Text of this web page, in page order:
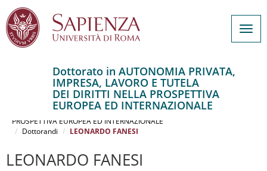
principale
Dottorato in AUTONOMIA PRIVATA,
IMPRESA, LAVORO E TUTELA
DEI DIRITTI NELLA PROSPETTIVA
EUROPEA ED INTERNAZIONALE
AUTONOMIA PRIVATA, IMPRESA, LAVORO E TUTELA DEI DIRITTI NELLA
PROSPETTIVA EUROPEA ED INTERNAZIONALE
Dottorandi
LEONARDO FANESI
LEONARDO FANESI